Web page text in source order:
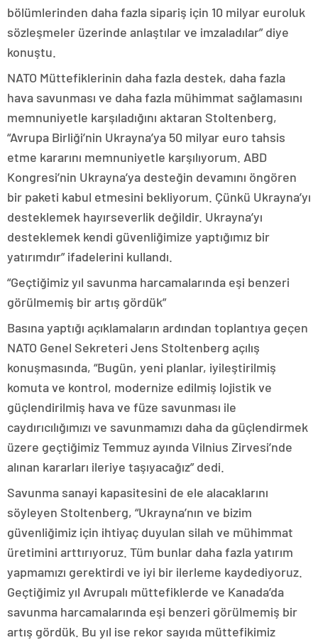
bölümlerinden daha fazla sipariş için 10 milyar euroluk
sözleşmeler üzerinde anlaştılar ve imzaladılar” diye
konuştu.
NATO Müttefiklerinin daha fazla destek, daha fazla
hava savunması ve daha fazla mühimmat sağlamasını
memnuniyetle karşıladığını aktaran Stoltenberg,
“Avrupa Birliği’nin Ukrayna’ya 50 milyar euro tahsis
etme kararını memnuniyetle karşılıyorum. ABD
Kongresi’nin Ukrayna’ya desteğin devamını öngören
bir paketi kabul etmesini bekliyorum. Çünkü Ukrayna’yı
desteklemek hayırseverlik değildir. Ukrayna’yı
desteklemek kendi güvenliğimize yaptığımız bir
yatırımdır” ifadelerini kullandı.
“Geçtiğimiz yıl savunma harcamalarında eşi benzeri
görülmemiş bir artış gördük”
Basına yaptığı açıklamaların ardından toplantıya geçen
NATO Genel Sekreteri Jens Stoltenberg açılış
konuşmasında, “Bugün, yeni planlar, iyileştirilmiş
komuta ve kontrol, modernize edilmiş lojistik ve
güçlendirilmiş hava ve füze savunması ile
caydırıcılığımızı ve savunmamızı daha da güçlendirmek
üzere geçtiğimiz Temmuz ayında Vilnius Zirvesi’nde
alınan kararları ileriye taşıyacağız” dedi.
Savunma sanayi kapasitesini de ele alacaklarını
söyleyen Stoltenberg, “Ukrayna’nın ve bizim
güvenliğimiz için ihtiyaç duyulan silah ve mühimmat
üretimini arttırıyoruz. Tüm bunlar daha fazla yatırım
yapmamızı gerektirdi ve iyi bir ilerleme kaydediyoruz.
Geçtiğimiz yıl Avrupalı müttefiklerde ve Kanada’da
savunma harcamalarında eşi benzeri görülmemiş bir
artış gördük. Bu yıl ise rekor sayıda müttefikimiz